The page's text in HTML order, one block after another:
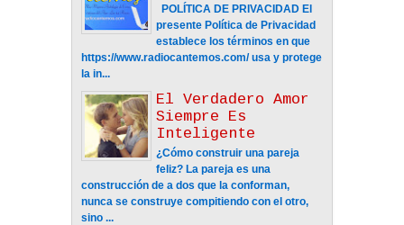
POLÍTICA DE PRIVACIDAD El
presente Política de Privacidad
establece los términos en que
https://www.radiocantemos.com/ usa y protege
la in...
El Verdadero Amor
Siempre Es
Inteligente
¿Cómo construir una pareja
feliz? La pareja es una
construcción de a dos que la conforman,
nunca se construye compitiendo con el otro,
sino ...